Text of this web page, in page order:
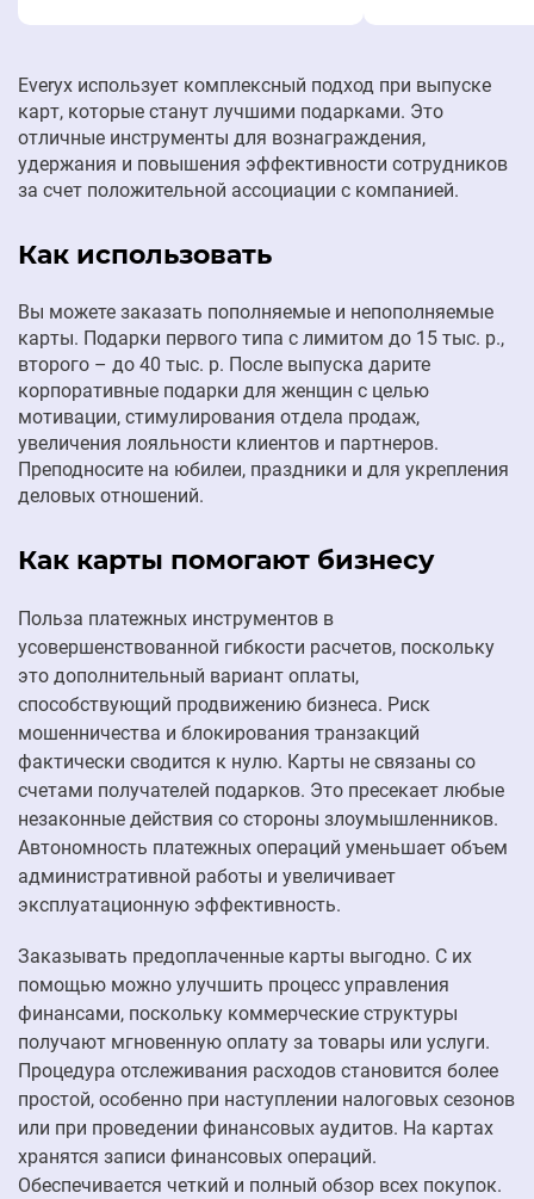
Everyx использует комплексный подход при выпуске
карт, которые станут лучшими подарками. Это
отличные инструменты для вознаграждения,
удержания и повышения эффективности сотрудников
за счет положительной ассоциации с компанией.
Как использовать
Вы можете заказать пополняемые и непополняемые
карты. Подарки первого типа с лимитом до 15 тыс. р.,
второго – до 40 тыс. р. После выпуска дарите
корпоративные подарки для женщин с целью
мотивации, стимулирования отдела продаж,
увеличения лояльности клиентов и партнеров.
Преподносите на юбилеи, праздники и для укрепления
деловых отношений.
Как карты помогают бизнесу
Польза платежных инструментов в
усовершенствованной гибкости расчетов, поскольку
это дополнительный вариант оплаты,
способствующий продвижению бизнеса. Риск
мошенничества и блокирования транзакций
фактически сводится к нулю. Карты не связаны со
счетами получателей подарков. Это пресекает любые
незаконные действия со стороны злоумышленников.
Автономность платежных операций уменьшает объем
административной работы и увеличивает
эксплуатационную эффективность.
Заказывать предоплаченные карты выгодно. С их
помощью можно улучшить процесс управления
финансами, поскольку коммерческие структуры
получают мгновенную оплату за товары или услуги.
Процедура отслеживания расходов становится более
простой, особенно при наступлении налоговых сезонов
или при проведении финансовых аудитов. На картах
хранятся записи финансовых операций.
Обеспечивается четкий и полный обзор всех покупок.